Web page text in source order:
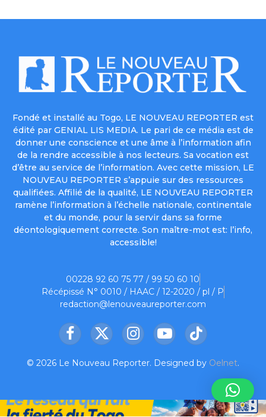
Fondé et installé au Togo, LE NOUVEAU REPORTER est
édité par GENIAL LIS MEDIA. Le pari de ce média est de
donner une conscience et une âme à l’information afin
de la rendre accessible à nos lecteurs. Sa vocation est
d’être au service de l’information. Avec cette mission, LE
NOUVEAU REPORTER s’appuie sur des ressources
qualifiées. Affilié de la qualité, LE NOUVEAU REPORTER
ramène l’information à l’échelle nationale, continentale
et du monde, pour la servir dans sa forme
déontologiquement correcte. Son maître-mot est: l’info,
accessible!
00228 92 60 75 77 / 99 50 60 10
Récépissé N° 0010 / HAAC / 12-2020 / pl / P
redaction@lenouveaureporter.com
Facebook
X
InstagramYouTubeTikTok
© 2026 Le Nouveau Reporter. Designed by Oelnet.